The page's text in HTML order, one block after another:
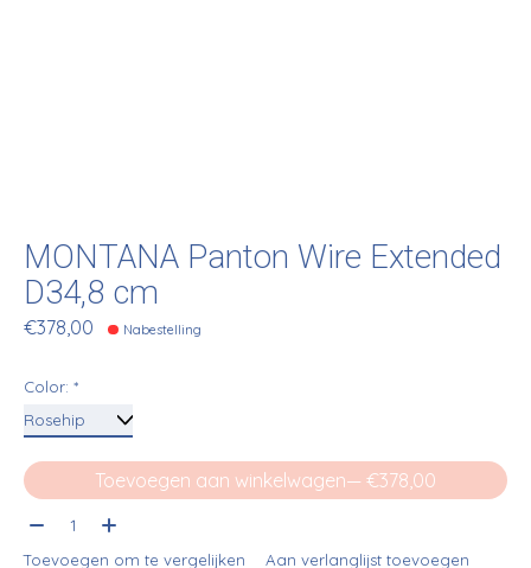
MONTANA Panton Wire Extended
D34,8 cm
€378,00 Nabestelling
Color: *
Toevoegen aan winkelwagen
— €378,00
Aantal:
Toevoegen om te vergelijken Aan verlanglijst toevoegen